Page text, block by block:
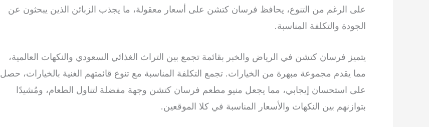
على الرغم من التنوع، يحافظ فرسان كتشن على أسعار معقولة، ما يجذب الزبائن الذين يبحثون عن
الجودة والتكلفة المناسبة.
يتميز فرسان كتشن في الرياض والخبر بقائمة تجمع بين التراث الغذائي السعودي والنكهات العالمية،
مما يقدم مجموعة مبهرة من الخيارات. تجمع التكلفة المناسبة مع تنوع قائمتهم الغنية بالخيارات، حصل
على استحسان إيجابي، مما يجعل منيو مطعم فرسان كتشن وجهة مفضلة لتناول الطعام، ومُشيدًا
بتوازنهم بين النكهات والأسعار المناسبة في كلا الموقعين.